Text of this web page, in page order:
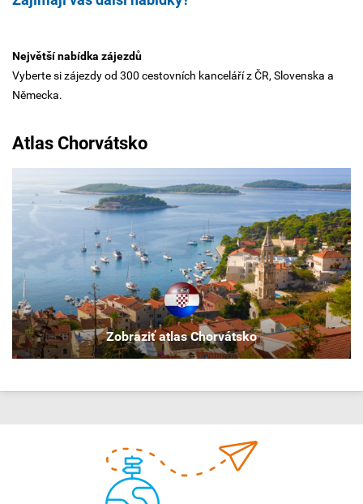
juhu
malé
mesto
s
110
jedná
vzrušujúci
a
atraktívny
prázdninový
cieľ.
Největší nabídka zájezdů
Vyberte si zájezdy od 300 cestovních kanceláří z ČR, Slovenska a
Německa.
Atlas Chorvátsko
Zobraziť atlas Chorvátsko